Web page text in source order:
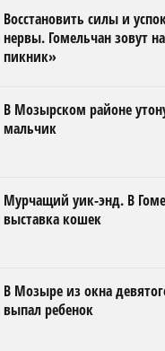
Восстановить силы и
нервы. Гомельчан зовут
пикник»
В Мозырском районе
мальчик
Мурчащий уик-энд. В
выставка кошек
В Мозыре из окна
выпал ребенок